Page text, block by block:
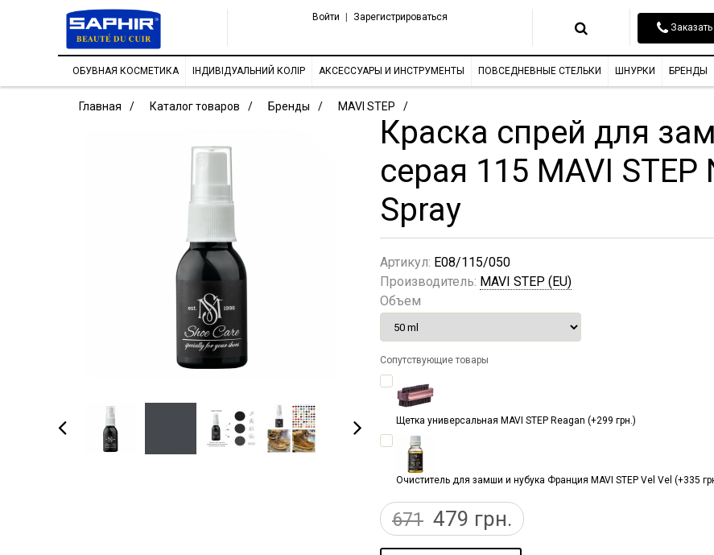
Войти
Зарегистрироваться
ОБУВНАЯ КОСМЕТИКА ІНДИВІДУАЛЬНИЙ КОЛІР АКСЕССУАРЫ И ИНСТРУМЕНТЫ ПОВСЕДНЕВНЫЕ СТЕЛЬКИ ШНУРКИ БРЕНДЫ
Главная Каталог товаров Бренды MAVI STEP
Краска спрей для
серая 115 MAVI STEP
Spray
Артикул: E08/115/050
Производитель: MAVI STEP (EU)
Объем
Сопутствующие товары
Щетка универсальная MAVI STEP Reagan (+299 грн.)
Очиститель для замши и нубука Франция MAVI STEP Vel Vel (+335
671 479 грн.